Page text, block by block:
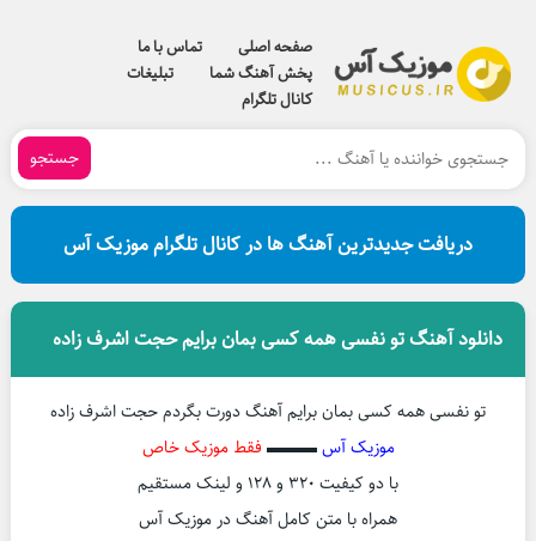
صفحه اصلی
تماس با ما
پخش آهنگ شما
تبلیغات
کانال تلگرام
جستجو
دریافت جدیدترین آهنگ ها در کانال تلگرام موزیک آس
دانلود آهنگ تو نفسی همه کسی بمان برایم حجت اشرف زاده
تو نفسی همه کسی بمان برایم آهنگ دورت بگردم حجت اشرف زاده
موزیک آس▬▬▬ فقط موزیک خاص
با دو کیفیت ۳۲۰ و ۱۲۸ و لینک مستقیم
همراه با متن کامل آهنگ در موزیک آس